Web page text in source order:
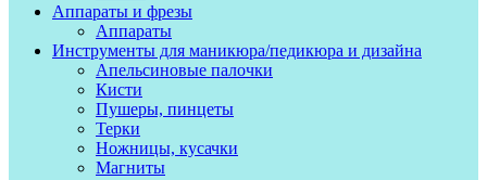
Аппараты и фрезы
Аппараты
Инструменты для маникюра/педикюра и дизайна
Апельсиновые палочки
Кисти
Пушеры, пинцеты
Терки
Ножницы, кусачки
Магниты